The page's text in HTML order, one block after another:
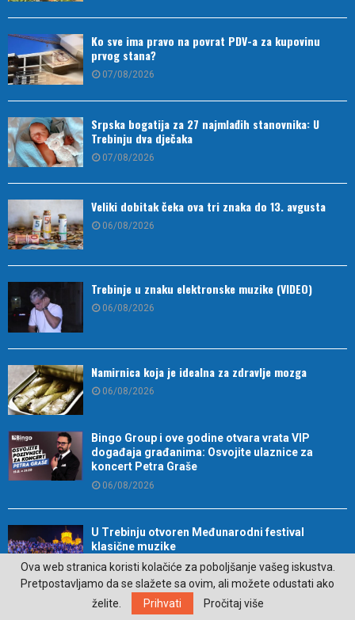
Ko sve ima pravo na povrat PDV-a za kupovinu
prvog stana?
07/08/2026
Srpska bogatija za 27 najmlađih stanovnika: U
Trebinju dva dječaka
07/08/2026
Veliki dobitak čeka ova tri znaka do 13. avgusta
06/08/2026
Trebinje u znaku elektronske muzike (VIDEO)
06/08/2026
Namirnica koja je idealna za zdravlje mozga
06/08/2026
Bingo Group i ove godine otvara vrata VIP
događaja građanima: Osvojite ulaznice za
koncert Petra Graše
06/08/2026
U Trebinju otvoren Međunarodni festival
klasične muzike
06/08/2026
Trebinje domaćin izložbe radova legendarnog
Ova web stranica koristi kolačiće za poboljšanje vašeg iskustva.
Pretpostavljamo da se slažete sa ovim, ali možete odustati ako
želite.
Prihvati Pročitaj više